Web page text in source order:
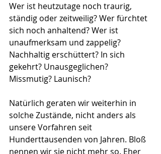
Wer ist heutzutage noch traurig,
ständig oder zeitweilig? Wer fürchtet
sich noch anhaltend? Wer ist
unaufmerksam und zappelig?
Nachhaltig erschüttert? In sich
gekehrt? Unausgeglichen?
Missmutig? Launisch?
Natürlich geraten wir weiterhin in
solche Zustände, nicht anders als
unsere Vorfahren seit
Hunderttausenden von Jahren. Bloß
nennen wir sie nicht mehr so. Eher